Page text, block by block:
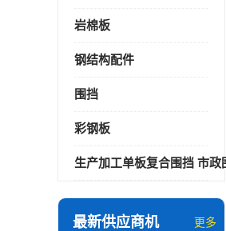
岩棉板
钢结构配件
围挡
彩钢板
生产加工单板复合围挡 市政
最新供应商机 更多